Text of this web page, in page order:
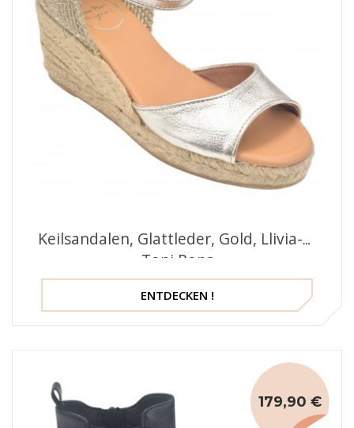
Keilsandalen, Glattleder, Gold, Llivia-P,
Toni Pons
ENTDECKEN !
179,90 €